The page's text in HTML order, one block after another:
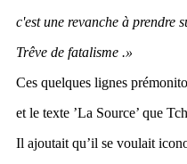
c'est une revanche à prendre
Trêve de fatalisme .»
Ces quelques lignes
et le texte ’La Source’ que
Il ajoutait qu’il se voulait